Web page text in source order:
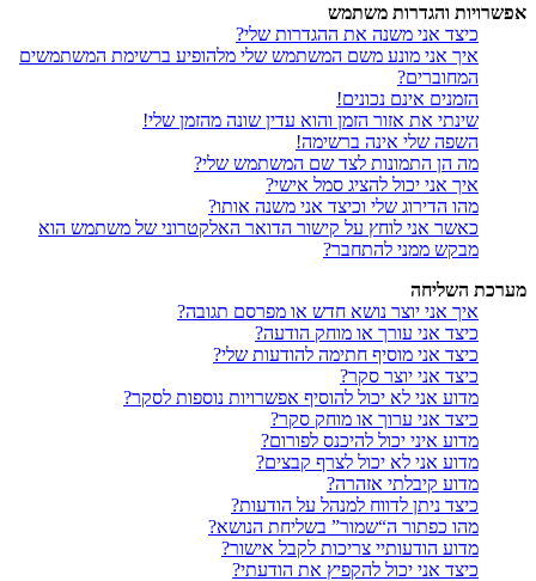
אפשרויות והגדרות משתמש
כיצד אני משנה את ההגדרות שלי?
איך אני מונע משם המשתמש שלי מלהופיע ברשימת המשתמשים
המחוברים?
הזמנים אינם נכונים!
שינתי את אזור הזמן והוא עדין שונה מהזמן שלי!
השפה שלי אינה ברשימה!
מה הן התמונות לצד שם המשתמש שלי?
איך אני יכול להציג סמל אישי?
מהו הדירוג שלי וכיצד אני משנה אותו?
כאשר אני לוחץ על קישור הדואר האלקטרוני של משתמש הוא
מבקש ממני להתחבר?
מערכת השליחה
איך אני יוצר נושא חדש או מפרסם תגובה?
כיצד אני עורך או מוחק הודעה?
כיצד אני מוסיף חתימה להודעות שלי?
כיצד אני יוצר סקר?
מדוע אני לא יכול להוסיף אפשרויות נוספות לסקר?
כיצד אני ערוך או מוחק סקר?
מדוע איני יכול להיכנס לפורום?
מדוע אני לא יכול לצרף קבצים?
מדוע קיבלתי אזהרה?
כיצד ניתן לדווח למנהל על הודעות?
מהו כפתור ה“שמור” בשליחת הנושא?
מדוע הודעותיי צריכות לקבל אישור?
כיצד אני יכול להקפיץ את הודעתי?